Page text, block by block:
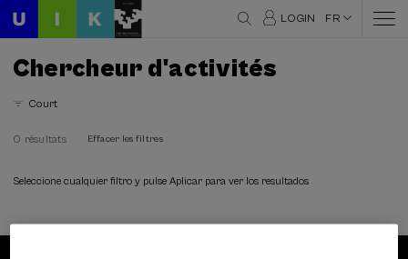
LOGIN FR
Chercheur d'activités
Court
0 résultats Effacer les filtres
Seleccione cualquier filtro y pulse Aplicar para ver los resultados